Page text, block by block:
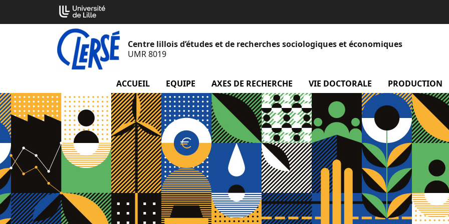
contenu
Centre lillois d’études et de recherches sociologiques et économiques
UMR 8019
ACCUEIL EQUIPE menu Equipe
AXES DE RECHERCHE menu Axes de recherche
VIE DOCTORALE menu Vie
PRODUCTION
Cookies management panel